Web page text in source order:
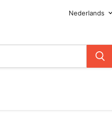
Taal
Nederlands